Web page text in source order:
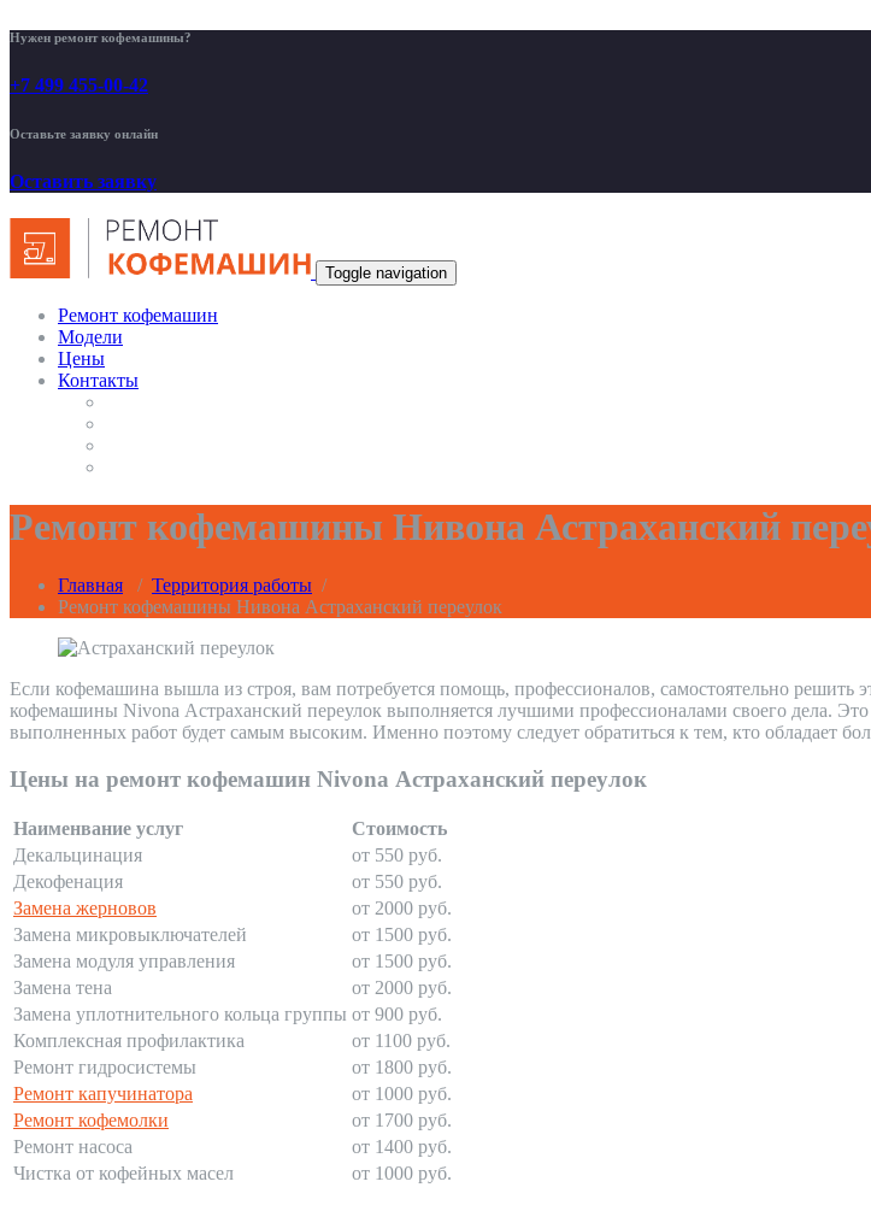
Нужен ремонт кофемашины?
+7 499 455-00-42
Оставьте заявку онлайн
Оставить заявку
Toggle navigation
Ремонт кофемашин
Модели
Цены
Контакты
Ремонт кофемашины Нивона Астраханский
Главная / Территория работы /
Ремонт кофемашины Нивона Астраханский переулок
Если кофемашина вышла из строя, вам потребуется помощь, профессионалов, самостоятельно
кофемашины Nivona Астраханский переулок выполняется лучшими профессионалами своего дела. Это
выполненных работ будет самым высоким. Именно поэтому следует обратиться к тем, кто обладает
Цены на ремонт кофемашин Nivona Астраханский переулок
Наименвание услуг
Стоимость
Декальцинация
от 550 руб.
Декофенация
от 550 руб.
Замена жерновов
от 2000 руб.
Замена микровыключателей
от 1500 руб.
Замена модуля управления
от 1500 руб.
Замена тена
от 2000 руб.
Замена уплотнительного кольца группы от 900 руб.
Комплексная профилактика
от 1100 руб.
Ремонт гидросистемы
от 1800 руб.
Ремонт капучинатора
от 1000 руб.
Ремонт кофемолки
от 1700 руб.
Ремонт насоса
от 1400 руб.
Чистка от кофейных масел
от 1000 руб.